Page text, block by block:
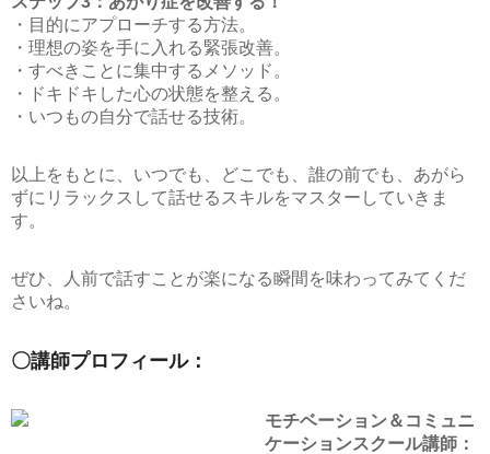
・目的にアプローチする方法。
・理想の姿を手に入れる緊張改善。
・すべきことに集中するメソッド。
・ドキドキした心の状態を整える。
・いつもの自分で話せる技術。
以上をもとに、いつでも、どこでも、誰の前でも、あがら
ずにリラックスして話せるスキルをマスターしていきま
す。
ぜひ、人前で話すことが楽になる瞬間を味わってみてくだ
さいね。
〇講師プロフィール：
モチベーション＆コミュニ
ケーションスクール講師：